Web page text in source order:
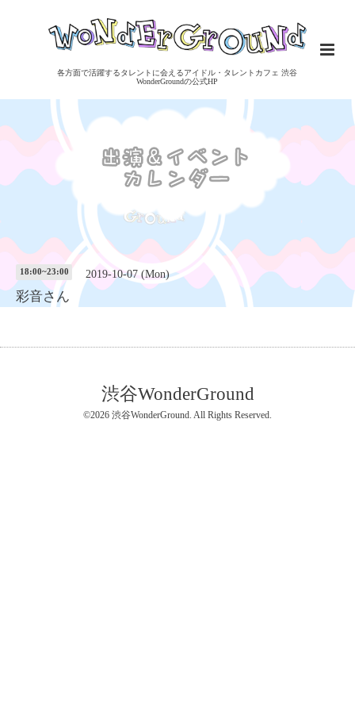
各方面で活躍するタレントに会えるアイドル・タレントカフェ 渋谷
WonderGroundの公式HP
18:00~23:00 2019-10-07 (Mon)
彩音さん
渋谷WonderGround
©2026 渋谷WonderGround. All Rights Reserved.